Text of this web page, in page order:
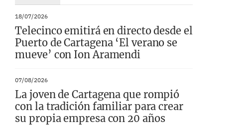
18/07/2026
Telecinco emitirá en directo desde el
Puerto de Cartagena ‘El verano se
mueve’ con Ion Aramendi
07/08/2026
La joven de Cartagena que rompió
con la tradición familiar para crear
su propia empresa con 20 años